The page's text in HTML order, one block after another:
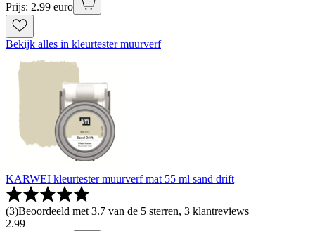
Prijs: 2.99 euro
Bekijk alles in kleurtester muurverf
KARWEI kleurtester muurverf mat 55 ml sand drift
(3)Beoordeeld met 3.7 van de 5 sterren, 3 klantreviews
2.99